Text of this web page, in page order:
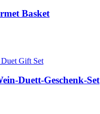
Basket
Duett-Geschenk-Set